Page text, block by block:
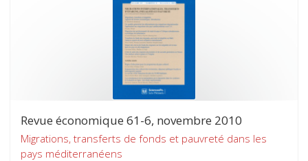
Revue économique 61-6, novembre 2010
Migrations, transferts de fonds et pauvreté dans les
pays méditerranéens